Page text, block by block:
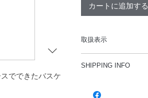
でできたバスケ
カートに追加する
取扱表示
幅46cm
高さ12cm
SHIPPING INFO
・ギフトラッピング